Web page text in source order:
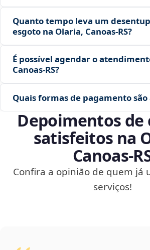
Quanto tempo leva um
esgoto na Olaria, Canoas‑RS?
É possível agendar o
Canoas‑RS?
Quais formas de pagamento são
Depoimentos de
satisfeitos na
Confira a opinião de quem já
serviços!